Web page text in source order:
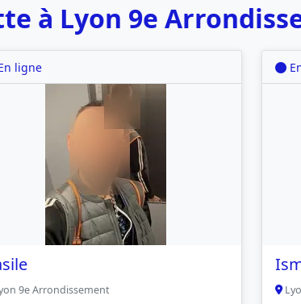
à Lyon 9e
ligne
9e Arrondissement